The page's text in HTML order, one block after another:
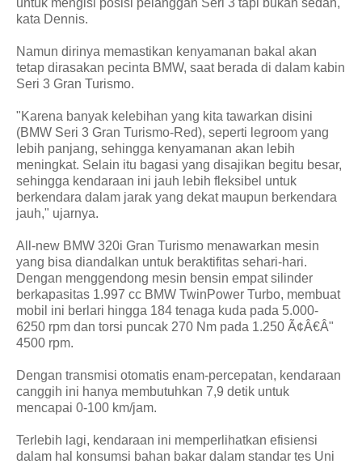
kata Dennis.
Namun dirinya memastikan kenyamanan bakal akan
tetap dirasakan pecinta BMW, saat berada di dalam kabin
Seri 3 Gran Turismo.
"Karena banyak kelebihan yang kita tawarkan disini
(BMW Seri 3 Gran Turismo-Red), seperti legroom yang
lebih panjang, sehingga kenyamanan akan lebih
meningkat. Selain itu bagasi yang disajikan begitu besar,
sehingga kendaraan ini jauh lebih fleksibel untuk
berkendara dalam jarak yang dekat maupun berkendara
jauh," ujarnya.
All-new BMW 320i Gran Turismo menawarkan mesin
yang bisa diandalkan untuk beraktifitas sehari-hari.
Dengan menggendong mesin bensin empat silinder
berkapasitas 1.997 cc BMW TwinPower Turbo, membuat
mobil ini berlari hingga 184 tenaga kuda pada 5.000-
6250 rpm dan torsi puncak 270 Nm pada 1.250 Ã¢Â€Â"
4500 rpm.
Dengan transmisi otomatis enam-percepatan, kendaraan
canggih ini hanya membutuhkan 7,9 detik untuk
mencapai 0-100 km/jam.
Terlebih lagi, kendaraan ini memperlihatkan efisiensi
dalam hal konsumsi bahan bakar dalam standar tes Uni